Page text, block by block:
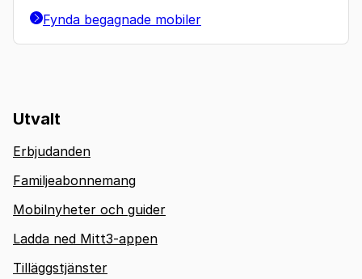
Fynda begagnade mobiler
Utvalt
Erbjudanden
Familjeabonnemang
Mobilnyheter och guider
Ladda ned Mitt3-appen
Tilläggstjänster